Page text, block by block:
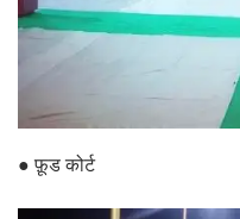
● फ़ूड कोर्ट